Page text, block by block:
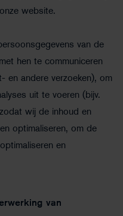
website.
van de
hen te communiceren
en andere verzoeken), om
uit te voeren (bijv.
wij de inhoud en
optimaliseren, om de
en
van